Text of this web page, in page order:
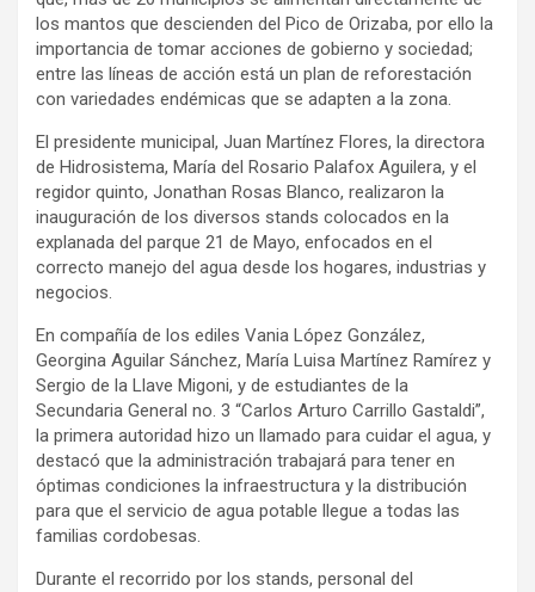
los mantos que descienden del Pico de Orizaba, por ello la
importancia de tomar acciones de gobierno y sociedad;
entre las líneas de acción está un plan de reforestación
con variedades endémicas que se adapten a la zona.
El presidente municipal, Juan Martínez Flores, la directora
de Hidrosistema, María del Rosario Palafox Aguilera, y el
regidor quinto, Jonathan Rosas Blanco, realizaron la
inauguración de los diversos stands colocados en la
explanada del parque 21 de Mayo, enfocados en el
correcto manejo del agua desde los hogares, industrias y
negocios.
En compañía de los ediles Vania López González,
Georgina Aguilar Sánchez, María Luisa Martínez Ramírez y
Sergio de la Llave Migoni, y de estudiantes de la
Secundaria General no. 3 “Carlos Arturo Carrillo Gastaldi”,
la primera autoridad hizo un llamado para cuidar el agua, y
destacó que la administración trabajará para tener en
óptimas condiciones la infraestructura y la distribución
para que el servicio de agua potable llegue a todas las
familias cordobesas.
Durante el recorrido por los stands, personal del